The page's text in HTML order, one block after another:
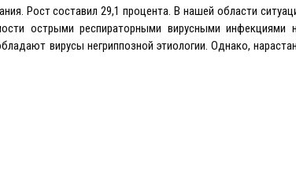
Рост составил 29,1 процента. В нашей области
острыми респираторными вирусными инфекциями
вирусы негриппозной этиологии. Однако,